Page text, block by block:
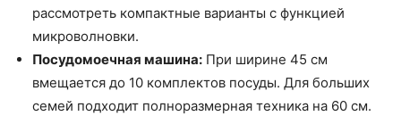
рассмотреть компактные варианты с функцией
микроволновки.
Посудомоечная машина: При ширине 45 см
вмещается до 10 комплектов посуды. Для больших
семей подходит полноразмерная техника на 60 см.